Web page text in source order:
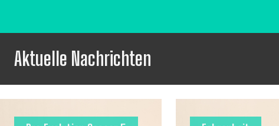
Aktuelle Nachrichten